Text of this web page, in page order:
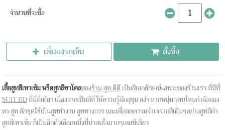
จำนวนที่จะซื้อ
เพิ่มลงรถเข็น สั่งซื้อ
เสื้อสูทสีเทาเข้ม หรือสูทสีชาโคลของร้าน สูท ดีดีเป็นสีเอกลักษณ์เฉพาะของร้านเรา ที่มีที่
SUIT DDที่นี่ที่เดียว เนื่องจากเป็นสีที่ ให้ความรู้สึกสุขุม สง่า หากหนุ่มๆคนไหนกำลังมอง
หา สูท สักชุดใช้เป็นสูททำงาน สูททางการ และเพื่อลดความจำเจจากสีเดิมๆอย่างสูทสีดำ
สูทสีเทาเข้ม ก็เป็นอีกตัวเลือกหนึ่งที่น่าสนใจมากๆเลยทีเดียว